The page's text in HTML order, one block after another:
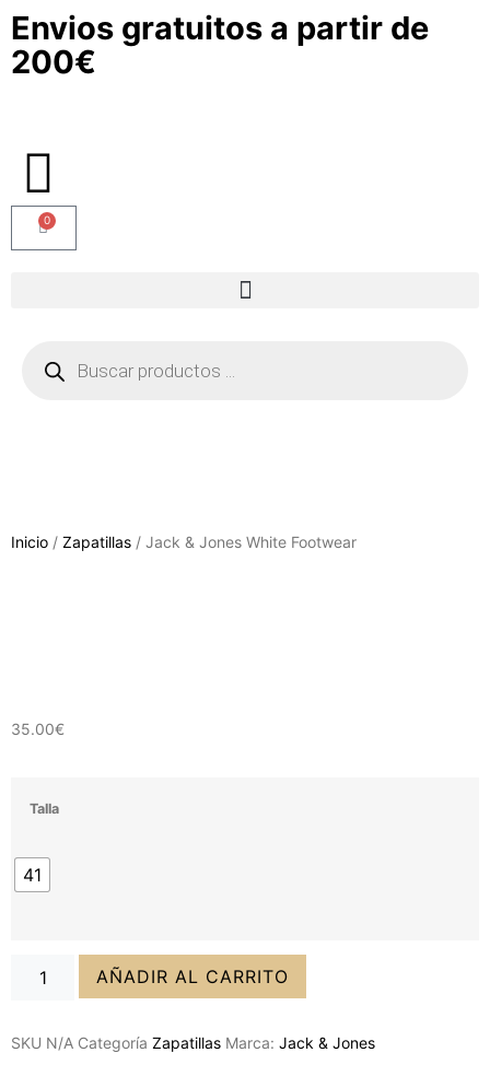
Envios gratuitos a partir de
200€
0
Inicio / Zapatillas / Jack & Jones White Footwear
35.00€
Talla
41
AÑADIR AL CARRITO
SKU N/A Categoría Zapatillas Marca: Jack & Jones